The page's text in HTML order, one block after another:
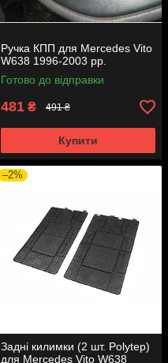
Ручка КПП для Mercedes Vito
W638 1996-2003 рр.
Готово до відправки
481 ₴ 491 ₴
Купити
–2%
Задні килимки (2 шт. Polytep)
для Mercedes Vito W638